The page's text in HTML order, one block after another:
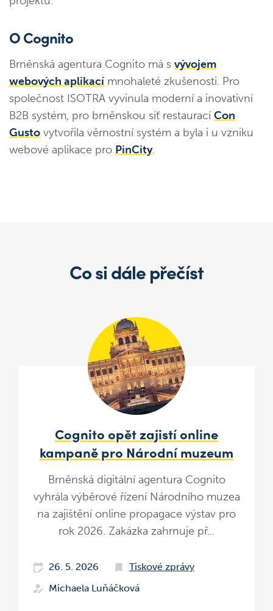
O Cognito
Brněnská agentura Cognito má s vývojem
webových aplikací mnohaleté zkušenosti. Pro
společnost ISOTRA vyvinula moderní a inovativní
B2B systém, pro brněnskou síť restaurací Con
Gusto vytvořila věrnostní systém a byla i u vzniku
webové aplikace pro PinCity.
Co si dále přečíst
Cognito opět zajistí online
kampaně pro Národní muzeum
Brněnská digitální agentura Cognito
vyhrála výběrové řízení Národního muzea
na zajištění online propagace výstav pro
rok 2026. Zakázka zahrnuje př...
26. 5. 2026
Tiskové zprávy
Michaela Luňáčková